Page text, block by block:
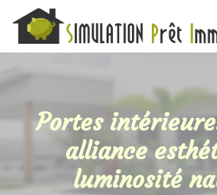
Portes
alliance
luminosité